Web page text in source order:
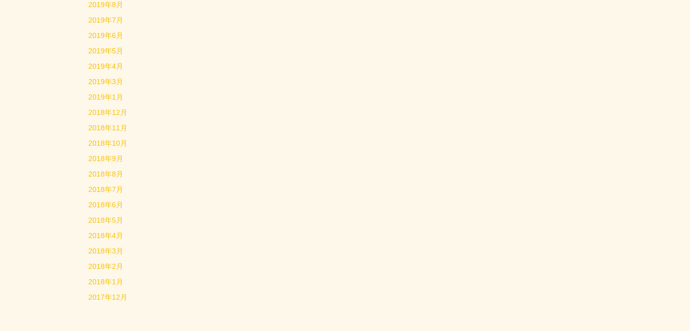
2019年8月
2019年7月
2019年6月
2019年5月
2019年4月
2019年3月
2019年1月
2018年12月
2018年11月
2018年10月
2018年9月
2018年8月
2018年7月
2018年6月
2018年5月
2018年4月
2018年3月
2018年2月
2018年1月
2017年12月